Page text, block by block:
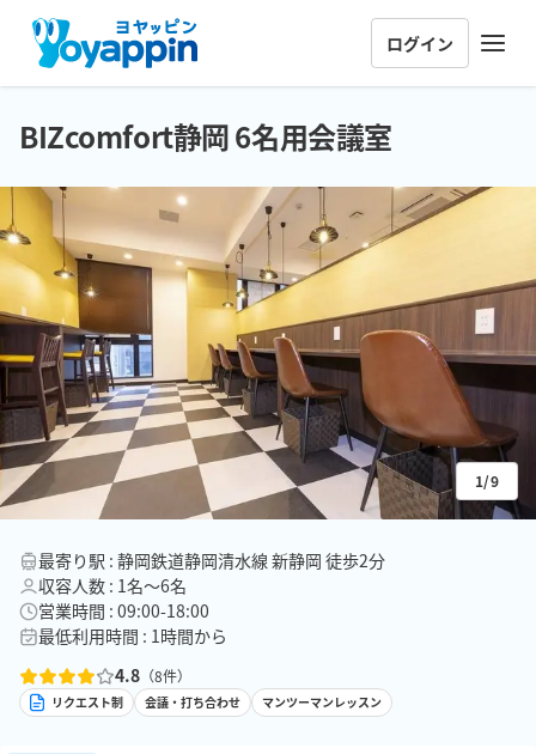
ログイン
1/9
最寄り駅 : 静岡鉄道静岡清水線 新静岡 徒歩2分
収容人数 : 1名〜6名
営業時間 : 09:00-18:00
最低利用時間 : 1時間から
4.8 （8件）
リクエスト制 会議・打ち合わせ マンツーマンレッスン
BIZcomfort静岡 6名用会議室